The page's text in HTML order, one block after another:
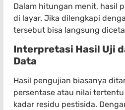
Dalam hitungan menit, hasil
di layar. Jika dilengkapi
tersebut bisa langsung
Interpretasi Hasil Uji
Data
Hasil pengujian biasanya
persentase atau nilai
kadar residu pestisida.